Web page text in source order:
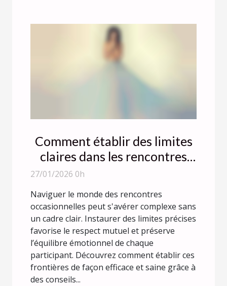
Comment établir des limites
claires dans les rencontres
occasionnelles ?
27/01/2026 0h
Naviguer le monde des rencontres
occasionnelles peut s'avérer complexe sans
un cadre clair. Instaurer des limites précises
favorise le respect mutuel et préserve
l’équilibre émotionnel de chaque
participant. Découvrez comment établir ces
frontières de façon efficace et saine grâce à
des conseils...